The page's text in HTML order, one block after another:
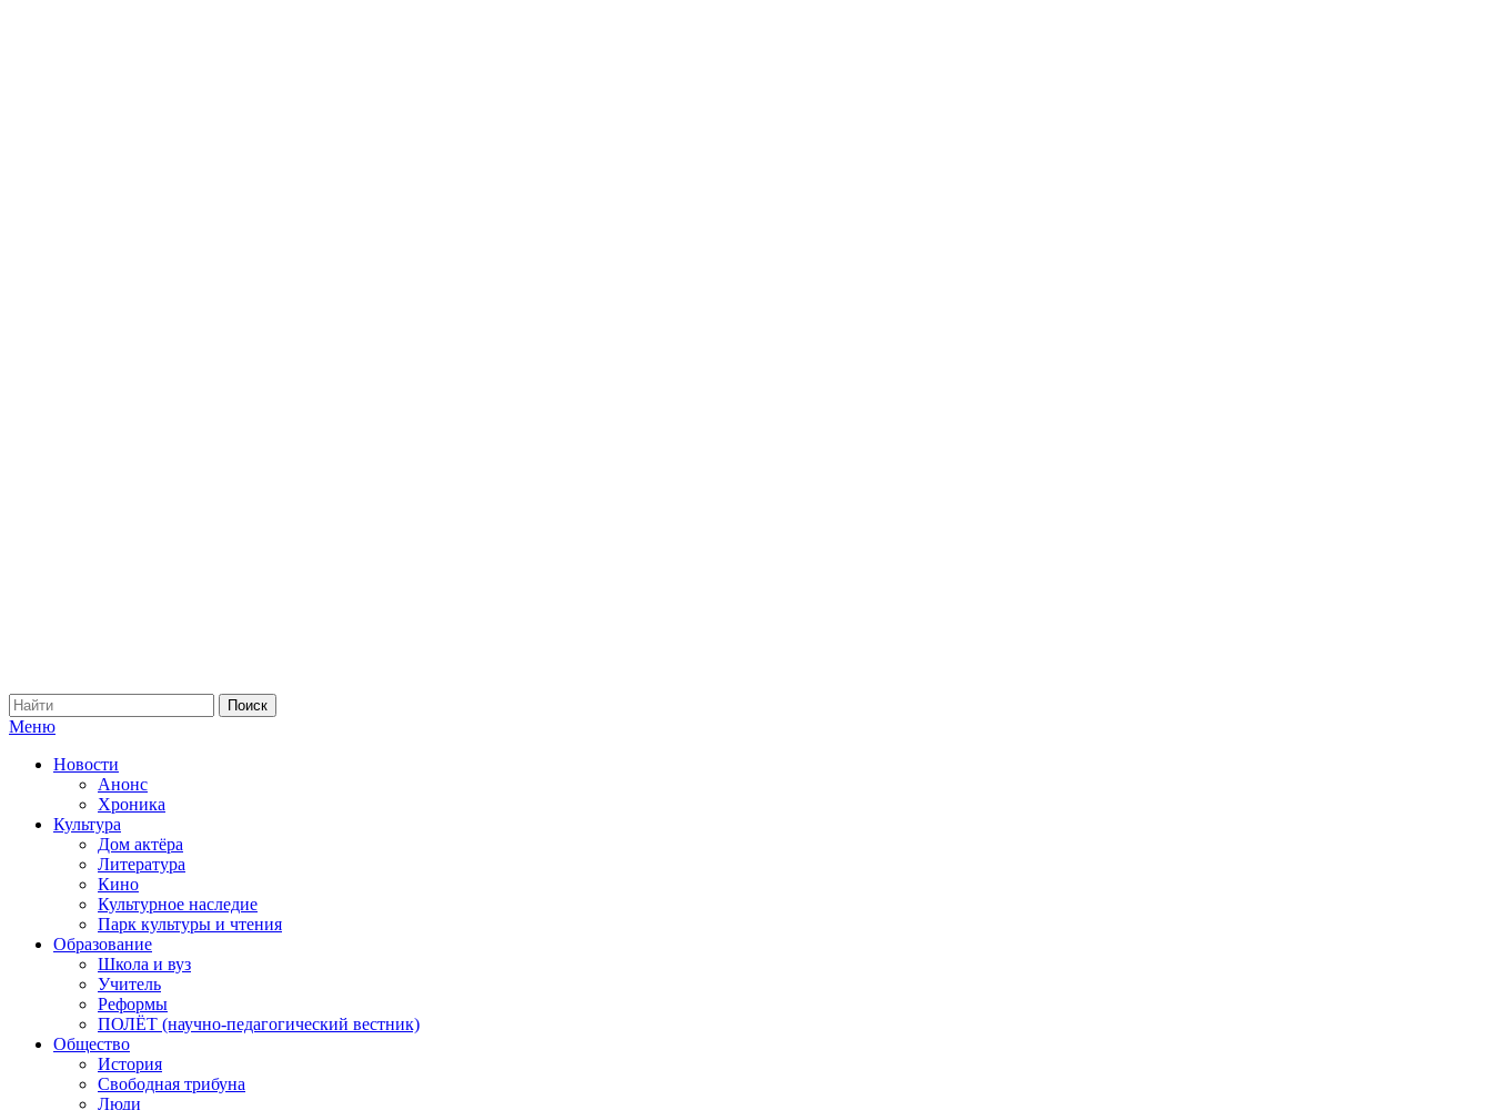
Меню
Новости
Анонс
Хроника
Культура
Дом актёра
Литература
Кино
Культурное наследие
Парк культуры и чтения
Образование
Школа и вуз
Учитель
Реформы
ПОЛЁТ (научно-педагогический вестник)
Общество
История
Свободная трибуна
Люди